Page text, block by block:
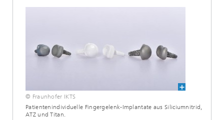
© Fraunhofer IKTS
Patientenindividuelle Fingergelenk-Implantate aus Siliciumnitrid,
ATZ und Titan.